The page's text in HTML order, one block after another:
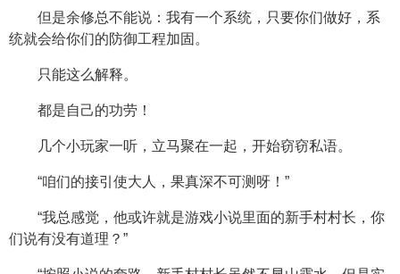
但是余修总不能说：我有一个系统，只要你们做好，系
统就会给你们的防御工程加固。
只能这么解释。
都是自己的功劳！
几个小玩家一听，立马聚在一起，开始窃窃私语。
“咱们的接引使大人，果真深不可测呀！”
“我总感觉，他或许就是游戏小说里面的新手村村长，你
们说有没有道理？”